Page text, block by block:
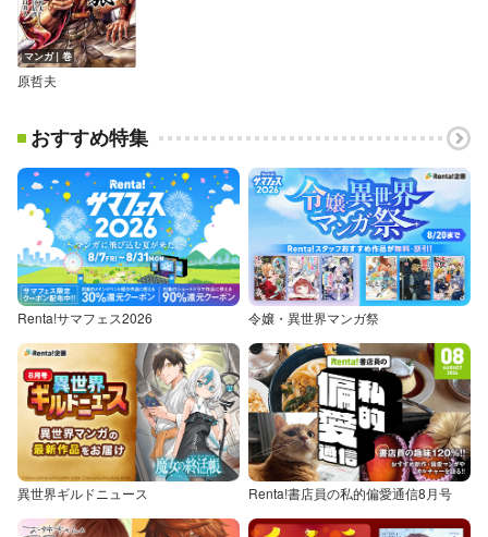
マンガ｜巻
原哲夫
おすすめ特集
Renta!サマフェス2026 令嬢・異世界マンガ祭
異世界ギルドニュース Renta!書店員の私的偏愛通信8月号